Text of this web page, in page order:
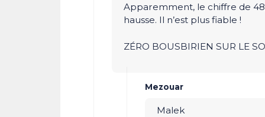
Apparemment, le chiffre de
hausse. Il n’est plus fiable !
ZÉRO BOUSBIRIEN SUR LE
Mezouar
Malek